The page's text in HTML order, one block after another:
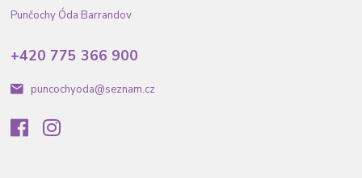
Punčochy Óda Barrandov
+420 775 366 900
puncochyoda@seznam.cz